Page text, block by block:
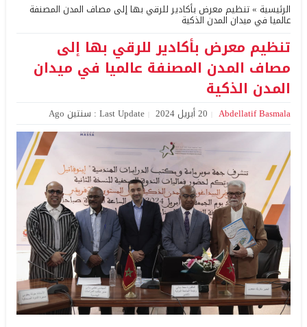
الرئيسية »تنظيم معرض بأكادير للرقي بها إلى مصاف المدن المصنفة
عالميا في ميدان المدن الذكية
تنظيم معرض بأكادير للرقي بها إلى
مصاف المدن المصنفة عالميا في ميدان
المدن الذكية
Abdellatif Basmala 20 أبريل 2024 Last Update : سنتين Ago